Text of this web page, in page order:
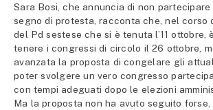
Sara Bosi, che annuncia di non
segno di protesta, racconta che, nel corso
del Pd sestese che si è tenuta l’11 ottobre,
tenere i congressi di circolo il 26 ottobre,
avanzata la proposta di congelare gli
poter svolgere un vero congresso
con tempi adeguati dopo le elezioni
Ma la proposta non ha avuto seguito forse,